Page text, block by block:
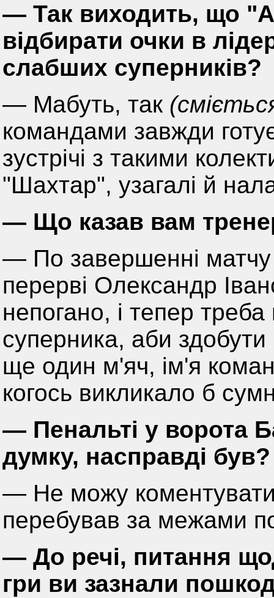
— Так виходить, що
відбирати очки в
слабших суперників?
— Мабуть, так
командами завжди
зустрічі з такими
"Шахтар", узагалі й
— Що казав вам
— По завершенні матчу
перерві Олександр
непогано, і тепер
суперника, аби
ще один м'яч, ім'я
когось викликало б
— Пенальті у ворота
думку, насправді був?
— Не можу коментувати
перебував за межами
— До речі, питання
гри ви зазнали